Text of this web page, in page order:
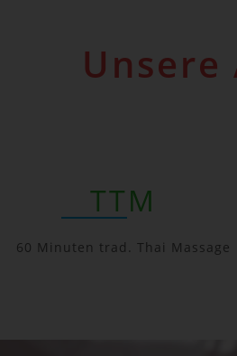
Unsere
TTM
60 Minuten trad. Thai Massage